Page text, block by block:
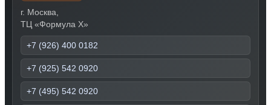
г. Москва,
ТЦ «Формула Х»
+7 (926) 400 0182
+7 (925) 542 0920
+7 (495) 542 0920